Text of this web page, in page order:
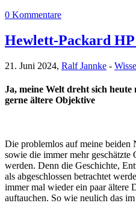
0 Kommentare
Hewlett-Packard
21. Juni 2024, Ralf Jannke -
Ja, meine Welt dreht sich
gerne ältere Objektive
Die problemlos auf meine
sowie die immer mehr
werden. Denn die Geschichte,
als abgeschlossen betrachtet
immer mal wieder ein paar ältere
auftauchen. So wie neulich das